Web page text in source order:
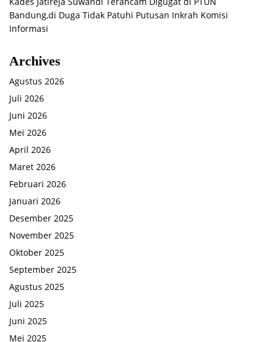
Bandung,di Duga Tidak Patuhi Putusan Inkrah Komisi
Informasi
Archives
Agustus 2026
Juli 2026
Juni 2026
Mei 2026
April 2026
Maret 2026
Februari 2026
Januari 2026
Desember 2025
November 2025
Oktober 2025
September 2025
Agustus 2025
Juli 2025
Juni 2025
Mei 2025